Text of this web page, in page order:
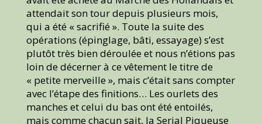
attendait son tour depuis plusieurs mois,
qui a été « sacrifié ». Toute la suite des
opérations (épinglage, bâti, essayage) s’est
plutôt très bien déroulée et nous n’étions pas
loin de décerner à ce vêtement le titre de
« petite merveille », mais c’était sans compter
avec l’étape des finitions… Les ourlets des
manches et celui du bas ont été entoilés,
mais comme chacun sait, la Serial Piqueuse